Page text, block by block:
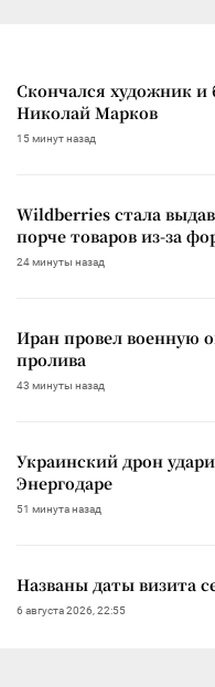
Скончался художник
Николай Марков
15 минут назад
Wildberries стала
порче товаров из-за
24 минуты назад
Иран провел военную
пролива
43 минуты назад
Украинский дрон
Энергодаре
51 минута назад
Названы даты визита
6 августа 2026, 22:55